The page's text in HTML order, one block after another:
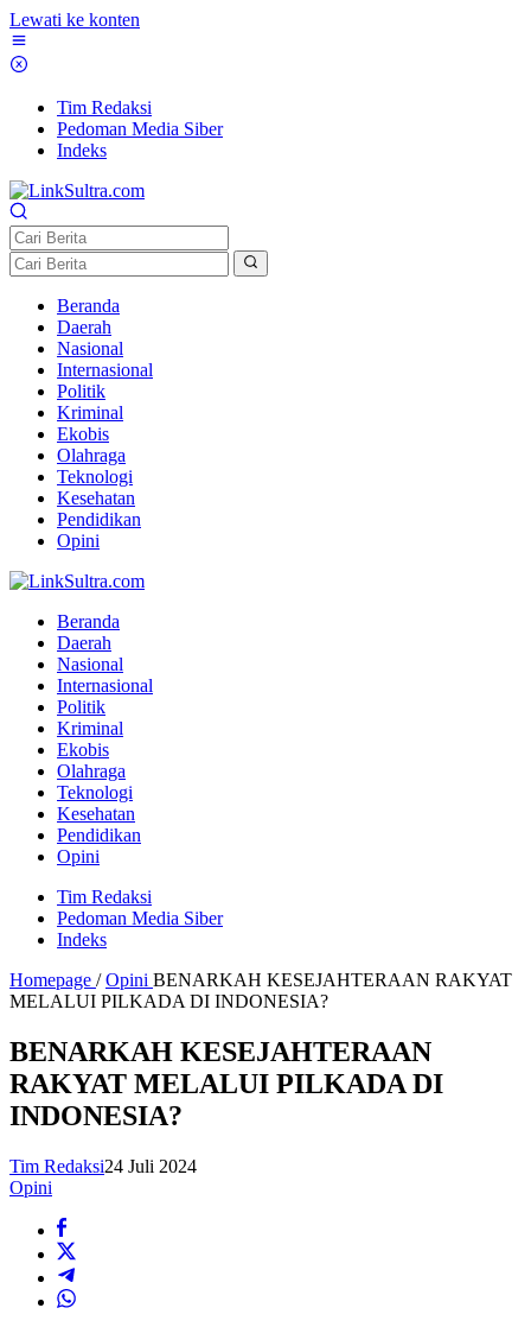
Lewati ke konten
Tim Redaksi
Pedoman Media Siber
Indeks
Beranda
Daerah
Nasional
Internasional
Politik
Kriminal
Ekobis
Olahraga
Teknologi
Kesehatan
Pendidikan
Opini
Beranda
Daerah
Nasional
Internasional
Politik
Kriminal
Ekobis
Olahraga
Teknologi
Kesehatan
Pendidikan
Opini
Tim Redaksi
Pedoman Media Siber
Indeks
Homepage / Opini BENARKAH KESEJAHTERAAN RAKYAT
MELALUI PILKADA DI INDONESIA?
BENARKAH KESEJAHTERAAN
RAKYAT MELALUI PILKADA DI
INDONESIA?
Tim Redaksi24 Juli 2024
Opini